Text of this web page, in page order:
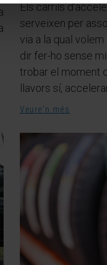
Els carrils
serveixen per
via a la qual
dir fer-ho sense
trobar el moment
llavors sí,
Veure'n més